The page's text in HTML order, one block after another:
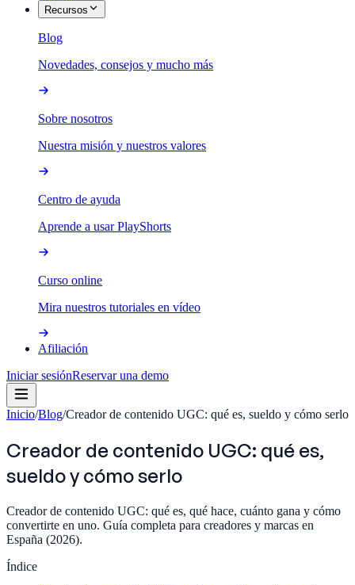
Recursos
Blog
Novedades, consejos y mucho más
Sobre nosotros
Nuestra misión y nuestros valores
Centro de ayuda
Aprende a usar PlayShorts
Curso online
Mira nuestros tutoriales en vídeo
Afiliación
Iniciar sesiónReservar una demo
Inicio/Blog/Creador de contenido UGC: qué es, sueldo y cómo serlo
Creador de contenido UGC: qué es,
sueldo y cómo serlo
Creador de contenido UGC: qué es, qué hace, cuánto gana y cómo
convertirte en uno. Guía completa para creadores y marcas en
España (2026).
Índice